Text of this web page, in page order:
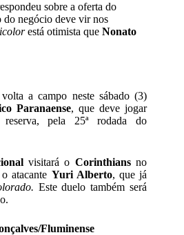
sobre a oferta do
do negócio deve vir nos
está otimista que Nonato
a campo neste sábado (3)
Paranaense, que deve jogar
pela 25ª rodada do
visitará o Corinthiansno
atacante Yuri Alberto, que já
Este duelo também será
Fluminense